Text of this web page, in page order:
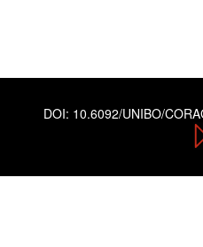
DOI: 10.6092/UNIBO/